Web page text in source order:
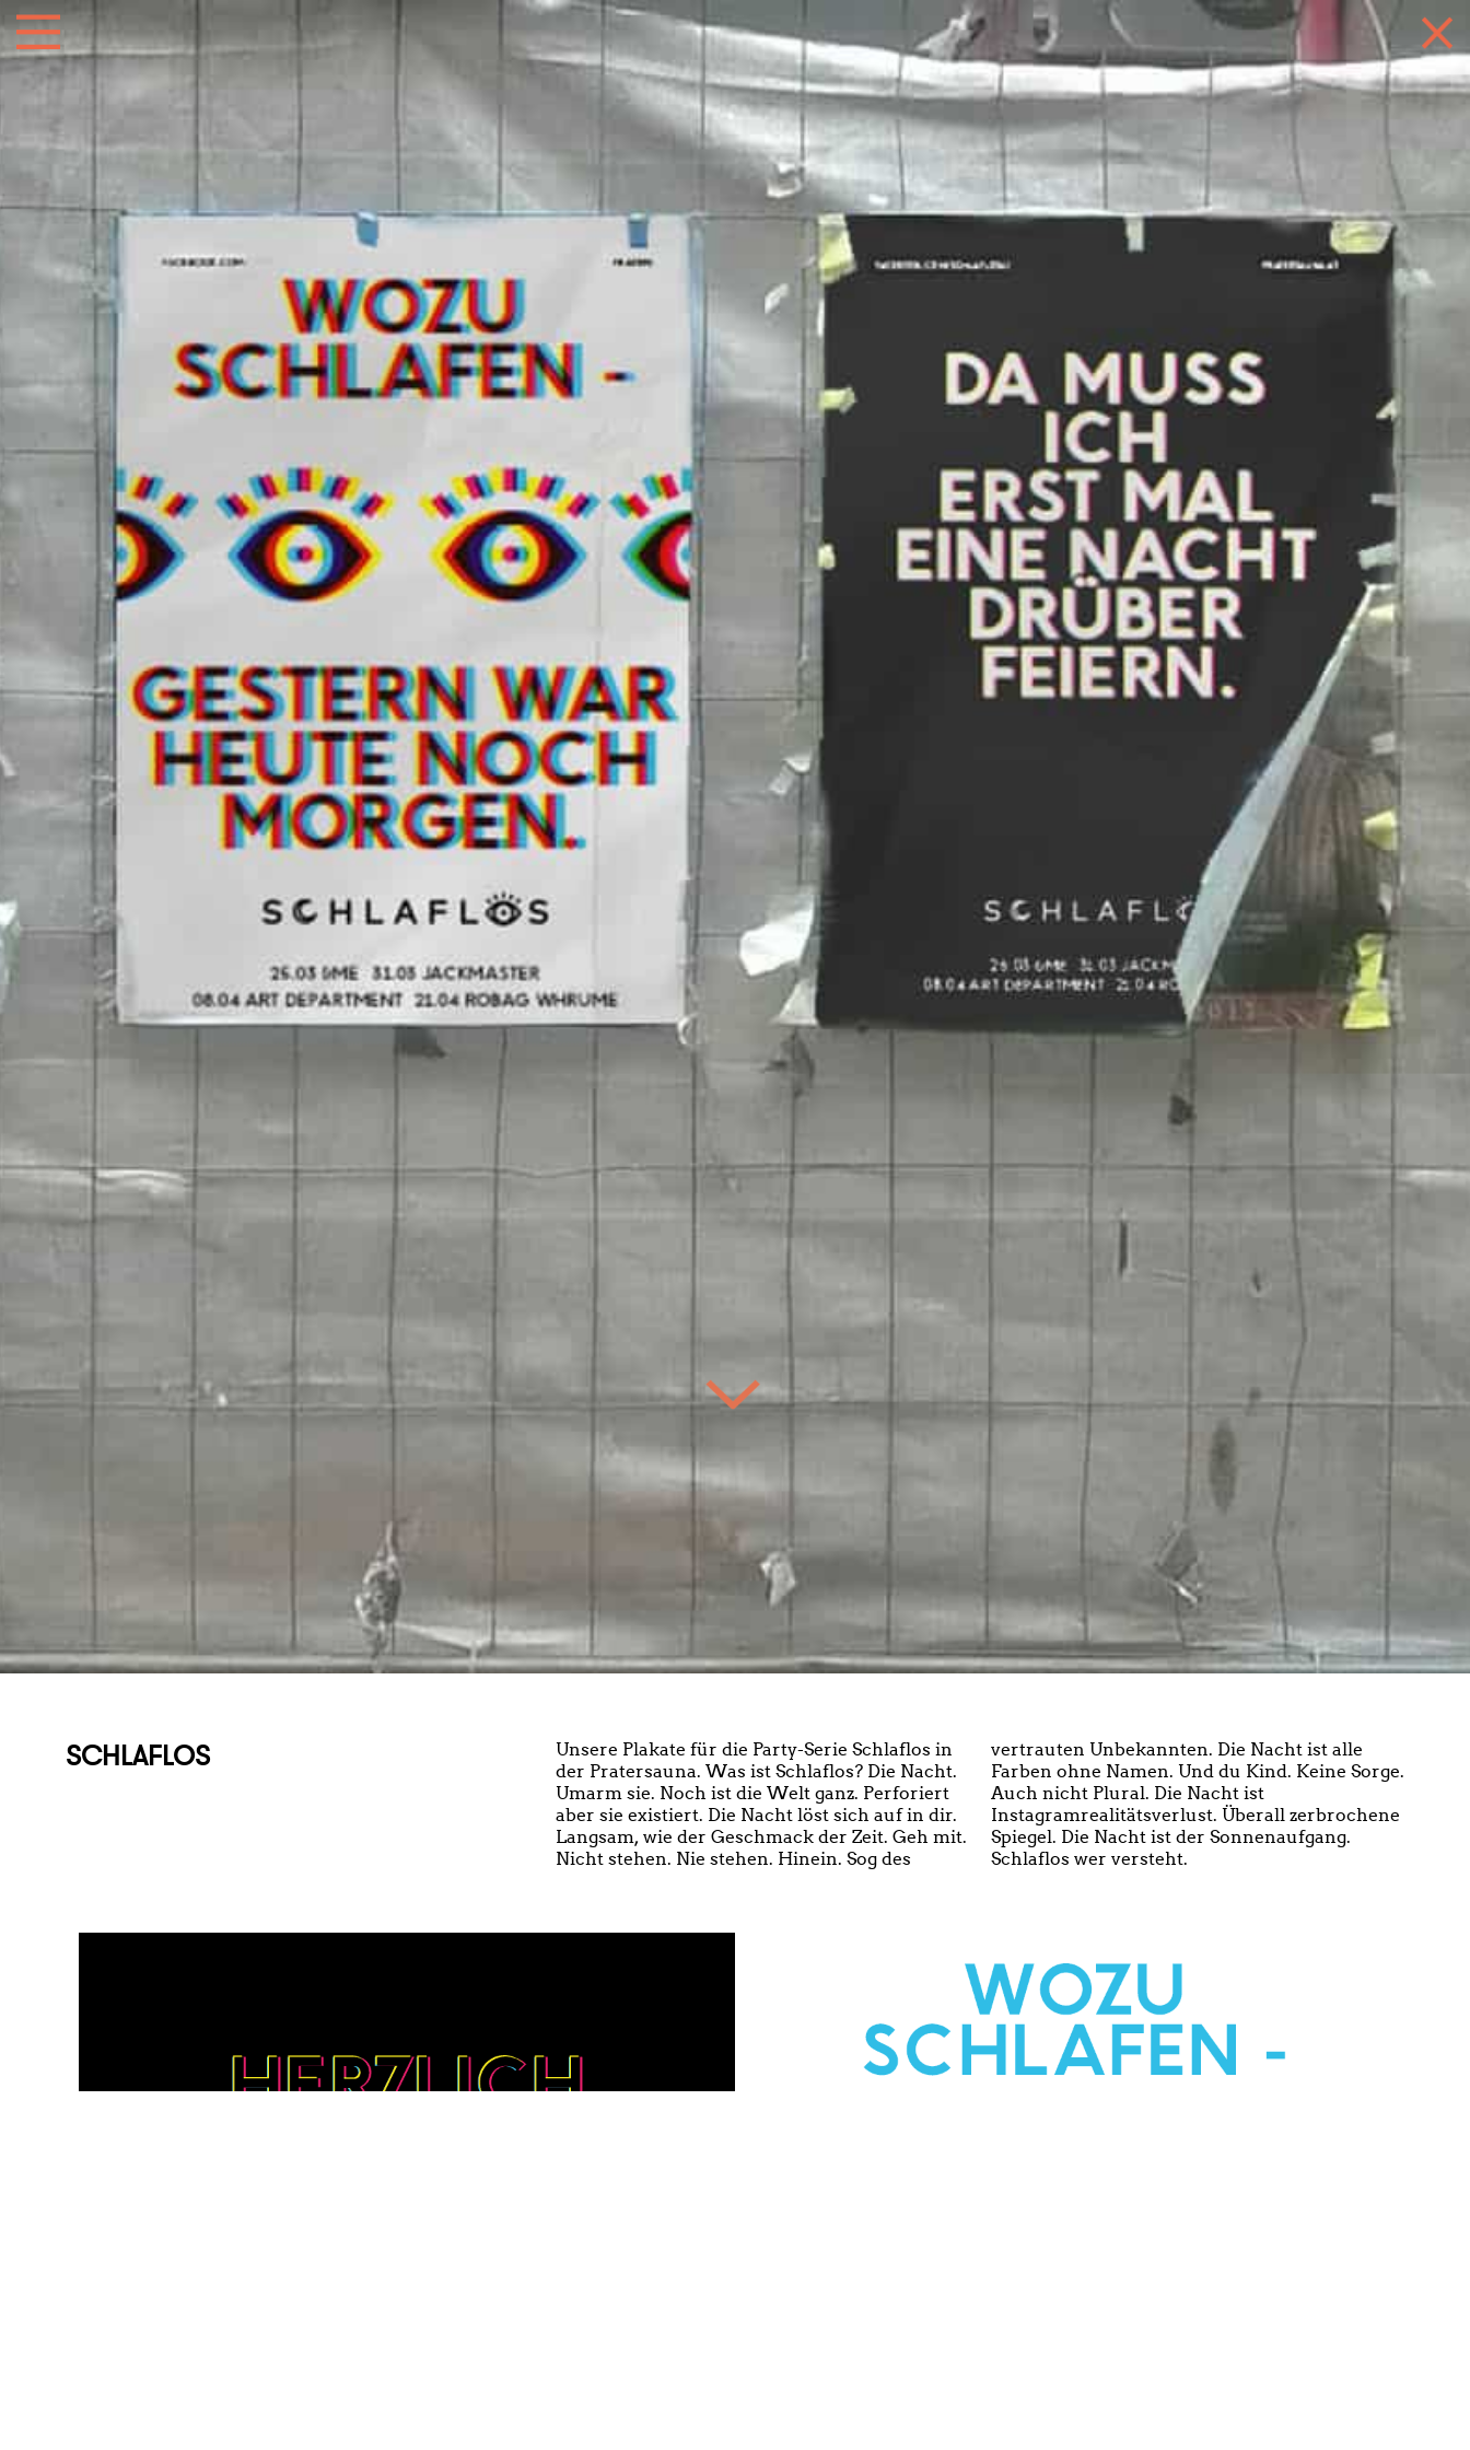
SCHLAFLOS
Unsere Plakate für die Party-Serie Schlaflos in
der Pratersauna. Was ist Schlaflos? Die Nacht.
Umarm sie. Noch ist die Welt ganz. Perforiert
aber sie existiert. Die Nacht löst sich auf in dir.
Langsam, wie der Geschmack der Zeit. Geh mit.
Nicht stehen. Nie stehen. Hinein. Sog des
vertrauten Unbekannten. Die Nacht ist alle
Farben ohne Namen. Und du Kind. Keine Sorge.
Auch nicht Plural. Die Nacht ist
Instagramrealitätsverlust. Überall zerbrochene
Spiegel. Die Nacht ist der Sonnenaufgang.
Schlaflos wer versteht.